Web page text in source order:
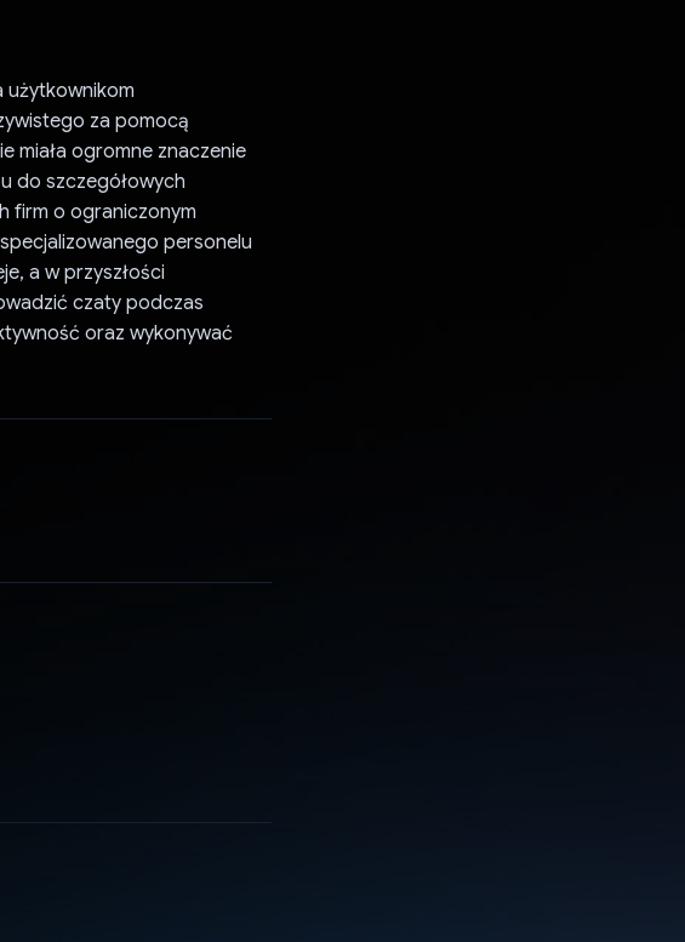
użytkownikom
za pomocą
miała ogromne znaczenie
do szczegółowych
firm o ograniczonym
personelu
a w przyszłości
czaty podczas
oraz wykonywać